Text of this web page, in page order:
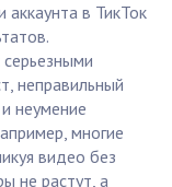
в ТикТок
неправильный
неумение
многие
видео без
не растут, а